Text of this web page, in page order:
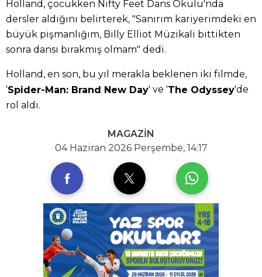
Holland, çocukken Nifty Feet Dans Okulu'nda
dersler aldığını belirterek, "Sanırım kariyerimdeki en
büyük pişmanlığım, Billy Elliot Müzikali bittikten
sonra dansı bırakmış olmam" dedi.
Holland, en son, bu yıl merakla beklenen iki filmde,
'Spider-Man: Brand New Day' ve 'The Odyssey'de
rol aldı.
MAGAZİN
04 Haziran 2026 Perşembe, 14:17